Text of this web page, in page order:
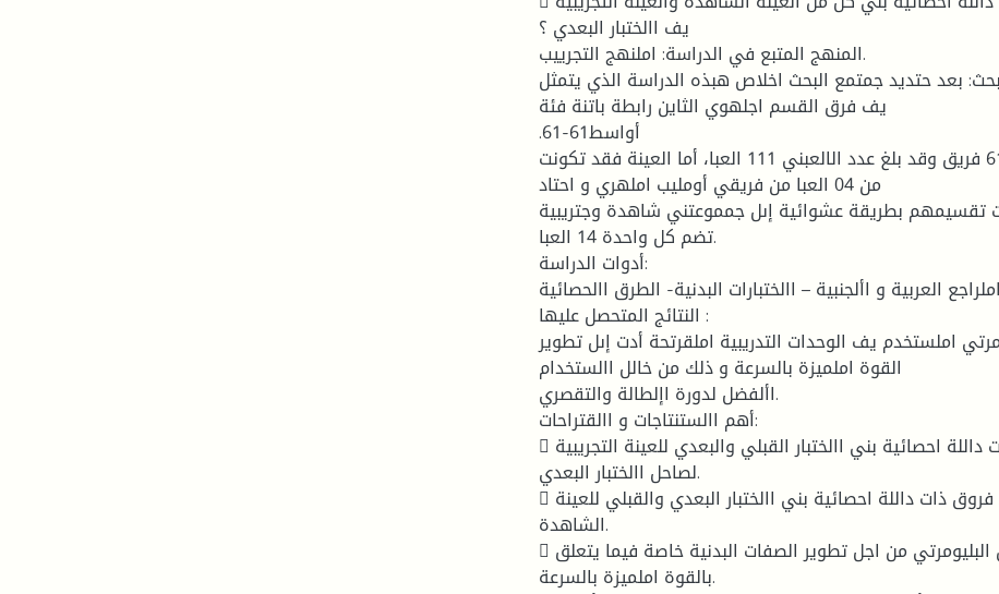
يف االختبار البعدي ؟
المنهج المتبع في الدراسة: املنهج التجرييب.
بعد حتديد جمتمع البحث اخلاص هبذه الدراسة الذي يتمثل
يف فرق القسم اجلهوي الثاين رابطة باتنة فئة
.61-61أواسط
والبالغ عددهم 61 فريق وقد بلغ عدد الالعبني 111 العبا، أما العينة فقد تكونت
من 04 العبا من فريقي أومليب املهري و احتاد
تقسيمهم بطريقة عشوائية إىل جمموعتني شاهدة وجتريبية
تضم كل واحدة 14 العبا.
أدوات الدراسة:
العربية و األجنبية – االختبارات البدنية- الطرق االحصائية.
النتائج المتحصل عليها :
املستخدم يف الوحدات التدريبية املقرتحة أدت إىل تطوير
القوة املميزة بالسرعة و ذلك من خالل االستخدام
األفضل لدورة اإلطالة والتقصري.
أهم االستنتاجات و االقتراحات:
 وجود فروق ذات داللة احصائية بني االختبار القبلي والبعدي للعينة التجريبية
لصاحل االختبار البعدي.
 عدم وجود فروق ذات داللة احصائية بني االختبار البعدي والقبلي للعينة
الشاهدة.
 استخدام متارين البليومرتي من اجل تطوير الصفات البدنية خاصة فيما يتعلق
بالقوة املميزة بالسرعة.